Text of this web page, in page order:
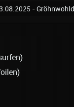
- Gröhnwohld